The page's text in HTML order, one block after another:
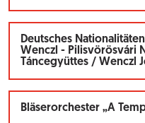
Deutsches
Wenczl - Pilisvörösvári
Táncegyüttes / Wenczl
Bläserorchester „A